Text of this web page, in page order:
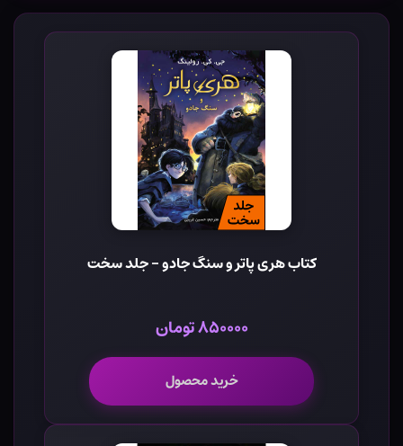
کتاب هری پاتر و سنگ جادو - جلد سخت
۸۵۰۰۰۰ تومان
خرید محصول